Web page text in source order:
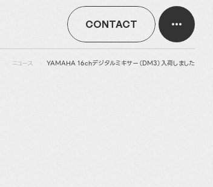
CONTACT
ニュース YAMAHA 16chデジタルミキサー（DM3）入荷しました